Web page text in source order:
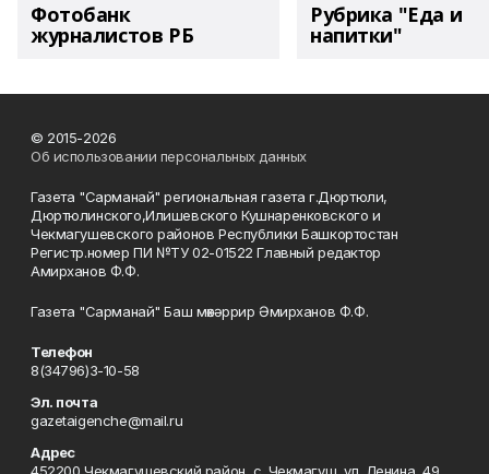
Фотобанк
журналистов РБ
Рубрика "Еда и
напитки"
© 2015-2026
Об использовании персональных данных
Газета "Сарманай" региональная газета г.Дюртюли,
Дюртюлинского,Илишевского Кушнаренковского и
Чекмагушевского районов Республики Башкортостан
Регистр.номер ПИ №ТУ 02-01522 Главный редактор
Амирханов Ф.Ф.
Газета "Сарманай" Баш мөхәррир Әмирханов Ф.Ф.
Телефон
8(34796)3-10-58
Эл. почта
gazetaigenche@mail.ru
Адрес